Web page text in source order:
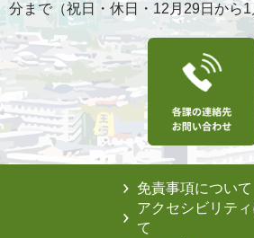
分まで（祝日・休日・12月29日から1
免責事項について
アクセシビリテ
て